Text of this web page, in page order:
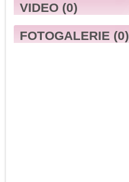
VIDEO(0)
FOTOGALERIE(0)